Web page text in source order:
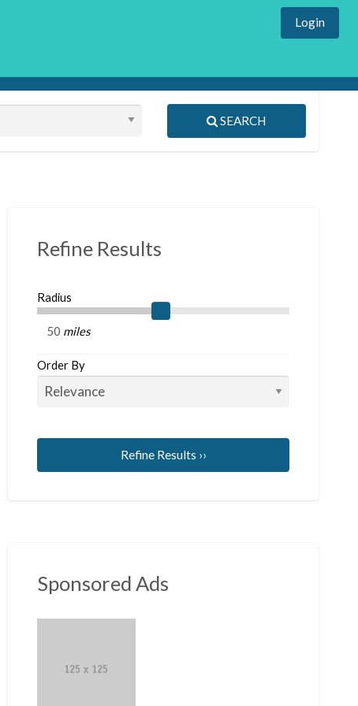
Login
SEARCH
Refine Results
Radius
miles
Order By
Refine Results ››
Sponsored Ads